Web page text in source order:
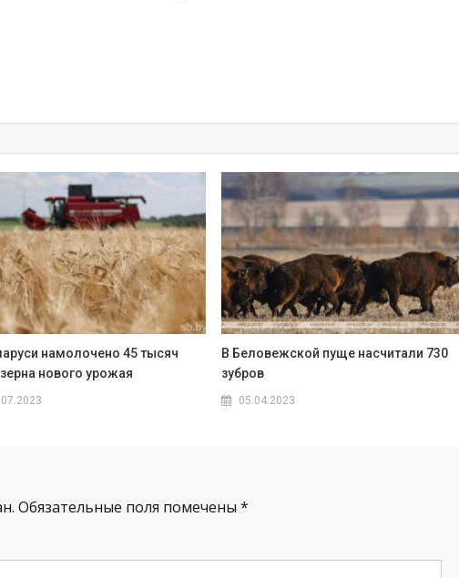
намолочено 45 тысяч
нового урожая
В Беловежской пуще насчитали 730
зубров
05.04.2023
Обязательные поля помечены *